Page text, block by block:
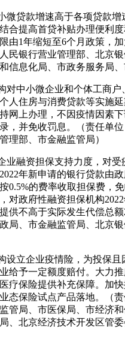
微贷款增速高于各项贷款增
合提高首贷补贴办理便利
由1年缩短至6个月政策，
民银行营业管理部、北京
信息化局、市政务服务局、
对中小微企业和个体工商户
人住房与消费贷款等实施延
网上办理，不因疫情因素
，并免收罚息。（责任单
理部、市金融监管局）
业融资担保支持力度，对受
年新申请的银行贷款由
0.5%的费率收取担保费，
对政府性融资担保机构
供不高于实际发生代偿总额
局、市金融监管局、北京
设立企业疫情险，为投保且
给予一定额度赔付。大力
疗保险提供补充保障。加
态保险试点产品落地。（
管局、市医保局、市经济
、北京经济技术开发区管